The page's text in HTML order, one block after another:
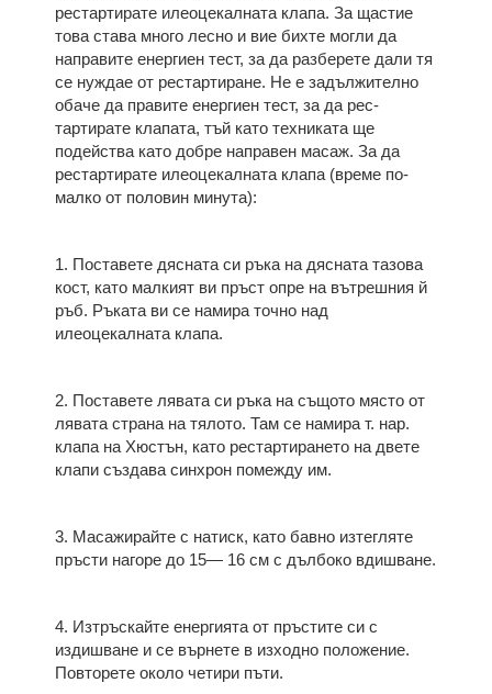
рестартирате илеоцекалната клапа. За щастие
това става много лесно и вие бихте могли да
направите енергиен тест, за да разберете дали тя
се нуждае от рестартиране. Не е задължително
обаче да правите енергиен тест, за да рес­
тартирате клапата, тъй като техниката ще
подейства като добре направен масаж. За да
рестартирате илеоцекалната клапа (време по-
малко от половин минута):
1. Поставете дясната си ръка на дясната тазова
кост, като малкият ви пръст опре на вътрешния й
ръб. Ръката ви се намира точ­но над
илеоцекалната клапа.
2. Поставете лявата си ръка на същото място от
лявата страна на тя­лото. Там се намира т. нар.
клапа на Хюстън, като рестартирането на двете
клапи създава синхрон помежду им.
3. Масажирайте с натиск, като бавно изтегляте
пръсти нагоре до 15— 16 см с дълбоко вдишване.
4. Изтръскайте енергията от пръстите си с
издишване и се върнете в изходно положение.
Повторете около четири пъти.